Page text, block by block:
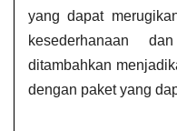
yang dapat
kesederhanaan
ditambahkan
dengan paket yang